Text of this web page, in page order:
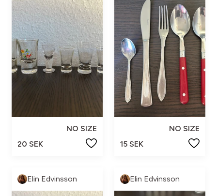
NO SIZE
20 SEK
NO SIZE
15 SEK
Elin Edvinsson Elin Edvinsson